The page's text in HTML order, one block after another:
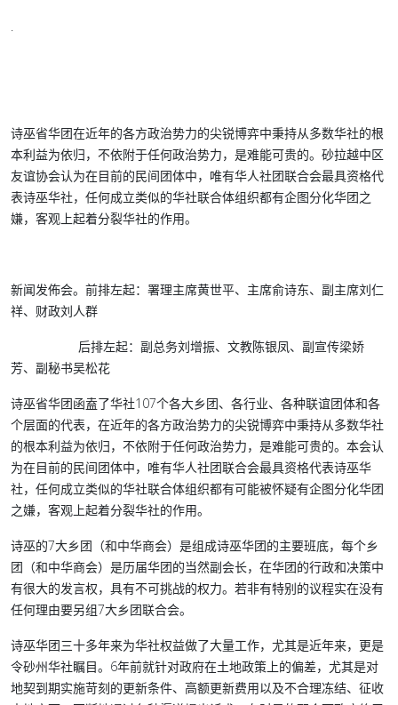
.
诗巫省华团在近年的各方政治势力的尖锐博弈中秉持从多数华社的根
本利益为依归，不依附于任何政治势力，是难能可贵的。 砂拉越中区
友谊协会认为在目前的民间团体中，唯有华人社团联合会最具资格代
表诗巫华社，任何成立类似的华社联合体组织都有企图分化华团之
嫌，客观上起着分裂华社的作用。
新闻发佈会。前排左起： 署理主席黄世平、主席俞诗东、副主席刘仁
祥、财政刘人群
后排左起： 副总务刘增振、文教陈银凤、副宣传梁娇
芳、副秘书吴松花
诗巫省华团函盍了华社107个各大乡团、各行业、各种联谊团体和各
个层面的代表，在近年的各方政治势力的尖锐博弈中秉持从多数华社
的根本利益为依归，不依附于任何政治势力，是难能可贵的。本会认
为在目前的民间团体中，唯有华人社团联合会最具资格代表诗巫华
社，任何成立类似的华社联合体组织都有可能被怀疑有企图分化华团
之嫌，客观上起着分裂华社的作用。
诗巫的7大乡团（和中华商会）是组成诗巫华团的主要班底，每个乡
团（和中华商会）是历届华团的当然副会长，在华团的行政和决策中
有很大的发言权，具有不可挑战的权力。若非有特别的议程实在没有
任何理由要另组7大乡团联合会。
诗巫华团三十多年来为华社权益做了大量工作，尤其是近年来，更是
令砂州华社瞩目。6年前就针对政府在土地政策上的偏差，尤其是对
地契到期实施苛刻的更新条件、高额更新费用以及不合理冻结、征收